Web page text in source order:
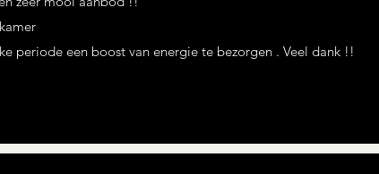
periode een boost van energie te bezorgen . Veel dank !!